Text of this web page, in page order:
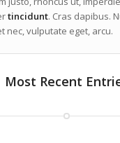
tincidunt. Cras dapibus.
nec, vulputate eget, arcu.
Most Recent